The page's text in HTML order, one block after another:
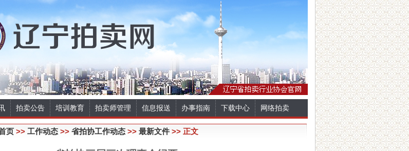
拍卖公告 培训教育 拍卖师管理 信息报送 办事指南 下载中心 网络拍卖
页 >> 工作动态 >> 省拍协工作动态 >> 最新文件>> 正文